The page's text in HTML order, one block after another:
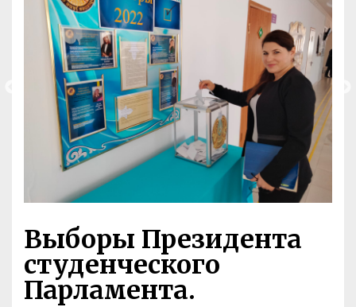
Выборы Президента
студенческого
Парламента.